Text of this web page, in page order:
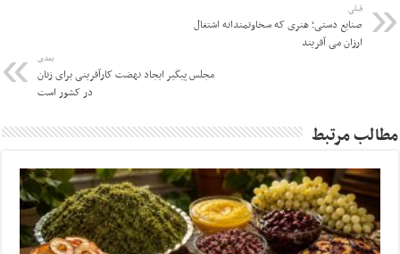
قبلی
صنایع دستی؛ هنری که سخاوتمندانه اشتغال
ارزان می آفریند
بعدی
مجلس پیگیر ایجاد نهضت کارآفرینی برای زنان
در کشور است
مطالب مرتبط